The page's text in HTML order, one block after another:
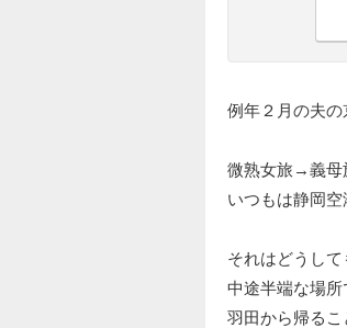
例年２月の夫の
微熟女旅→義母
いつもは静岡
それはどうして
中途半端な場所
羽田から帰る